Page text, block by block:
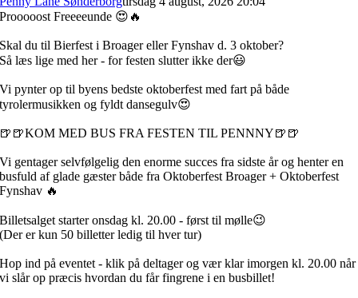
Prooooost Freeeeunde 😍🔥
Skal du til Bierfest i Broager eller Fynshav d. 3 oktober?
Så læs lige med her - for festen slutter ikke der😃
Vi pynter op til byens bedste oktoberfest med fart på både
tyrolermusikken og fyldt dansegulv😍
🍺🍺KOM MED BUS FRA FESTEN TIL PENNNY🍺🍺
Vi gentager selvfølgelig den enorme succes fra sidste år og henter en
busfuld af glade gæster både fra Oktoberfest Broager + Oktoberfest
Fynshav 🔥
Billetsalget starter onsdag kl. 20.00 - først til mølle😉
(Der er kun 50 billetter ledig til hver tur)
Hop ind på eventet - klik på deltager og vær klar imorgen kl. 20.00 når
vi slår op præcis hvordan du får fingrene i en busbillet!